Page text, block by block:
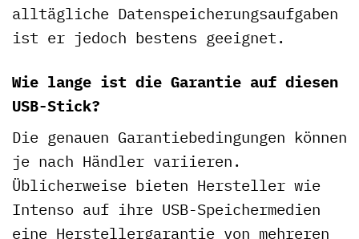
alltägliche Datenspeicherungsaufgaben
ist er jedoch bestens geeignet.
Wie lange ist die Garantie auf diesen
USB-Stick?
Die genauen Garantiebedingungen können
je nach Händler variieren.
Üblicherweise bieten Hersteller wie
Intenso auf ihre USB-Speichermedien
eine Herstellergarantie von mehreren